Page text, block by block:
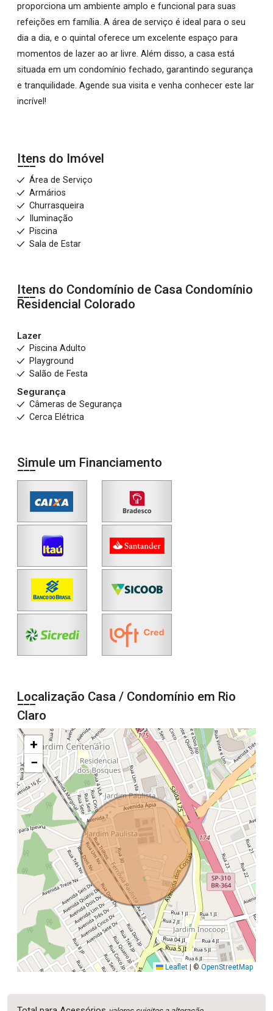
proporciona um ambiente amplo e funcional para suas
refeições em família. A área de serviço é ideal para o seu
dia a dia, e o quintal oferece um excelente espaço para
momentos de lazer ao ar livre. Além disso, a casa está
situada em um condomínio fechado, garantindo segurança
e tranquilidade. Agende sua visita e venha conhecer este lar
incrível!
Itens do Imóvel
Área de Serviço
Armários
Churrasqueira
Iluminação
Piscina
Sala de Estar
Itens do Condomínio de Casa Condomínio
Residencial Colorado
Lazer
Piscina Adulto
Playground
Salão de Festa
Segurança
Câmeras de Segurança
Cerca Elétrica
Simule um Financiamento
Localização Casa / Condomínio em Rio
Claro
+
−
Leaflet ©OpenStreetMap